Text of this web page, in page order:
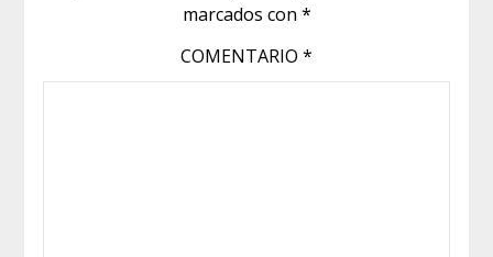
marcados con *
COMENTARIO *